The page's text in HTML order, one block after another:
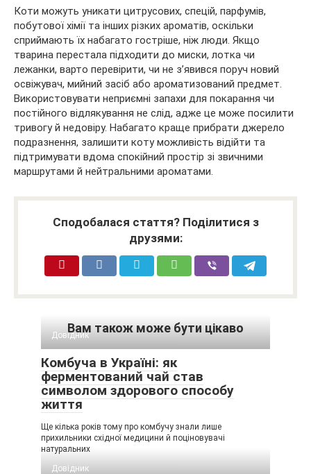
Коти можуть уникати цитрусових, спецій, парфумів,
побутової хімії та інших різких ароматів, оскільки
сприймають їх набагато гостріше, ніж люди. Якщо
тварина перестала підходити до миски, лотка чи
лежанки, варто перевірити, чи не з’явився поруч новий
освіжувач, мийний засіб або ароматизований предмет.
Використовувати неприємні запахи для покарання чи
постійного відлякування не слід, адже це може посилити
тривогу й недовіру. Набагато краще прибрати джерело
подразнення, залишити коту можливість відійти та
підтримувати вдома спокійний простір зі звичними
маршрутами й нейтральними ароматами.
Сподобалася стаття? Поділитися з
друзями:
Вам також може бути цікаво
Довідник
Комбуча в Україні: як
ферментований чай став
символом здорового способу
життя
Ще кілька років тому про комбучу знали лише
прихильники східної медицини й поціновувачі
натуральних
Довідник